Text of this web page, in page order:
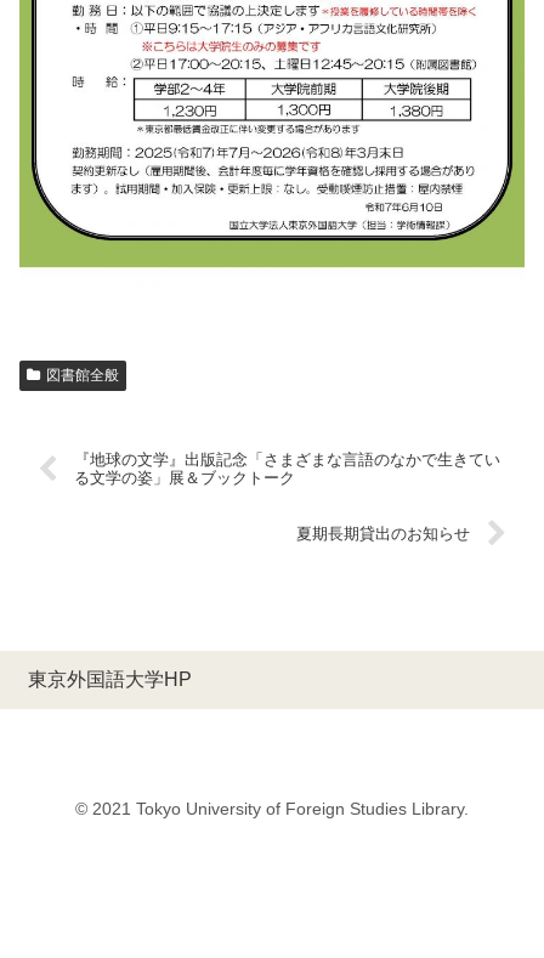
図書館全般
『地球の文学』出版記念「さまざまな言語のなかで生きてい
る文学の姿」展＆ブックトーク
夏期長期貸出のお知らせ
東京外国語大学HP
© 2021 Tokyo University of Foreign Studies Library.